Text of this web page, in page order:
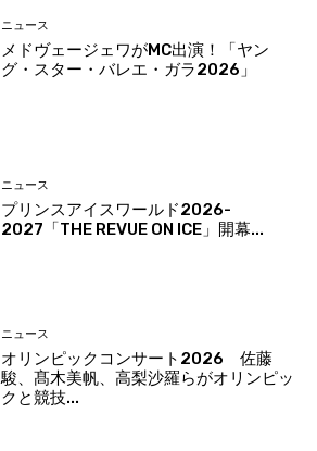
ニュース
メドヴェージェワがMC出演！「ヤン
グ・スター・バレエ・ガラ2026」
ニュース
プリンスアイスワールド2026-
2027「THE REVUE ON ICE」開幕...
ニュース
オリンピックコンサート2026 佐藤
駿、髙木美帆、高梨沙羅らがオリンピッ
クと競技...